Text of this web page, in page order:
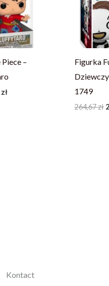
–
zł
Figurka
1749
264,67zł
Kontact